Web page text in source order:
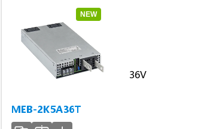
NEW
MEB-2K5A36T
36V